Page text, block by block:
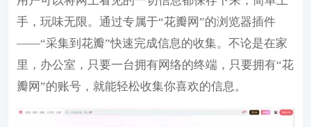
手，玩味无限。通过专属于“花瓣网”的浏览器插件
——“采集到花瓣”快速完成信息的收集。不论是在家
里，办公室，只要一台拥有网络的终端，只要拥有“花
瓣网”的账号，就能轻松收集你喜欢的信息。